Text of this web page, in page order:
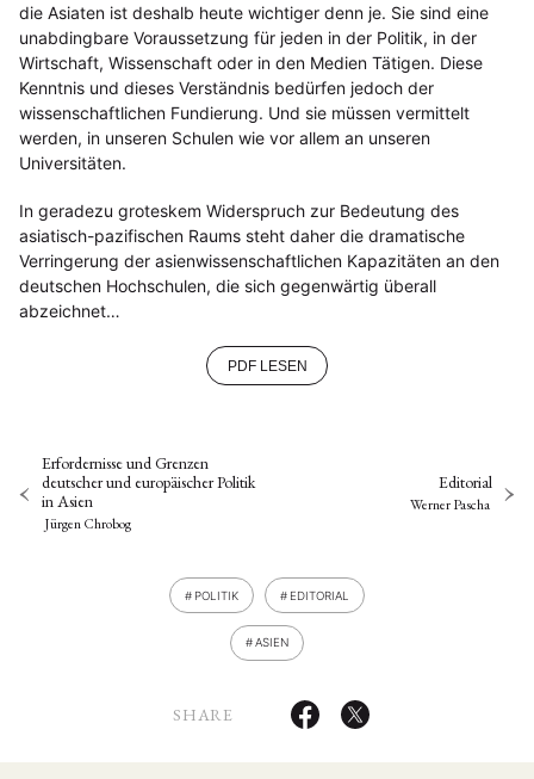
die Asiaten ist deshalb heute wichtiger denn je. Sie sind eine
unabdingbare Voraussetzung für jeden in der Politik, in der
Wirtschaft, Wissenschaft oder in den Medien Tätigen. Diese
Kenntnis und dieses Verständnis bedürfen jedoch der
wissenschaftlichen Fundierung. Und sie müssen vermittelt
werden, in unseren Schulen wie vor allem an unseren
Universitäten.
In geradezu groteskem Widerspruch zur Bedeutung des
asiatisch-pazifischen Raums steht daher die dramatische
Verringerung der asienwissenschaftlichen Kapazitäten an den
deutschen Hochschulen, die sich gegenwärtig überall
abzeichnet…
PDF LESEN
Erfordernisse und Grenzen
deutscher und europäischer Politik
in Asien
Jürgen Chrobog
Editorial
Werner Pascha
POLITIK EDITORIAL
ASIEN
SHARE